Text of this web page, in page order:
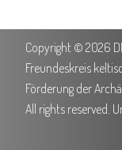
Copyright © 2026
Freundeskreis
Förderung der
All rights reserved.